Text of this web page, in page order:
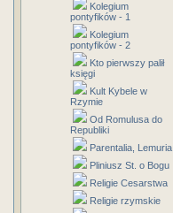
Kolegium
pontyfików - 1
Kolegium
pontyfików - 2
Kto pierwszy palił
księgi
Kult Kybele w
Rzymie
Od Romulusa do
Republiki
Parentalia, Lemuria
Pliniusz St. o Bogu
Religie Cesarstwa
Religie rzymskie